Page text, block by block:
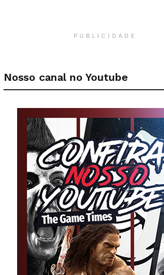
PUBLICIDADE
Nosso canal no Youtube